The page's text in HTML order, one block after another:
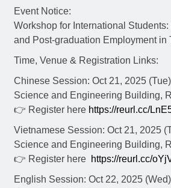
Event Notice:
Workshop for International
and Post-graduation Employment in
Time, Venue & Registration Links:
Chinese Session: Oct 21, 2025
Science and Engineering Building,
👉 Register here https://reurl.cc/
Vietnamese Session: Oct 21, 2025
Science and Engineering Building,
👉 Register here https://reurl.cc/
English Session: Oct 22, 2025